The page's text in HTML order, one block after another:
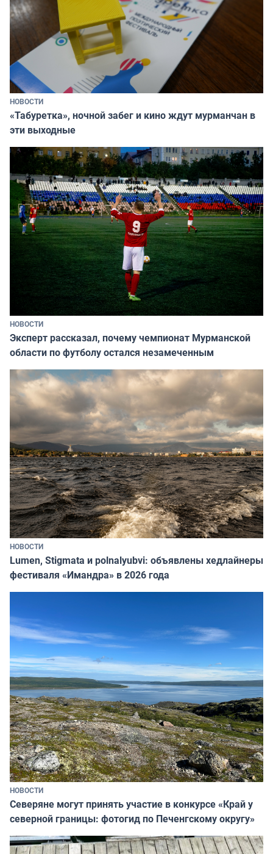
НОВОСТИ
«Табуретка», ночной забег и кино ждут мурманчан в
эти выходные
НОВОСТИ
Эксперт рассказал, почему чемпионат Мурманской
области по футболу остался незамеченным
НОВОСТИ
Lumen, Stigmata и polnalyubvi: объявлены хедлайнеры
фестиваля «Имандра» в 2026 года
НОВОСТИ
Северяне могут принять участие в конкурсе «Край у
северной границы: фотогид по Печенгскому округу»